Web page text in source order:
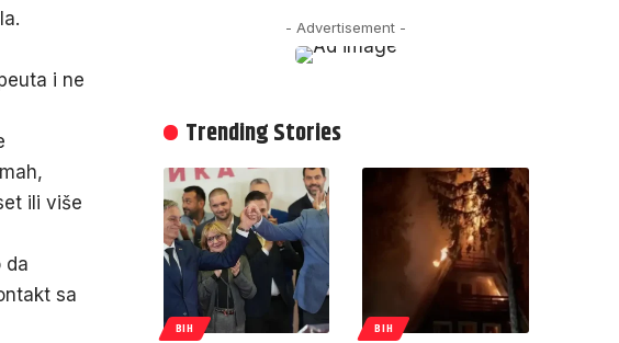
i ne
ili više
da
sa
- Advertisement -
Trending Stories
BIH BIH